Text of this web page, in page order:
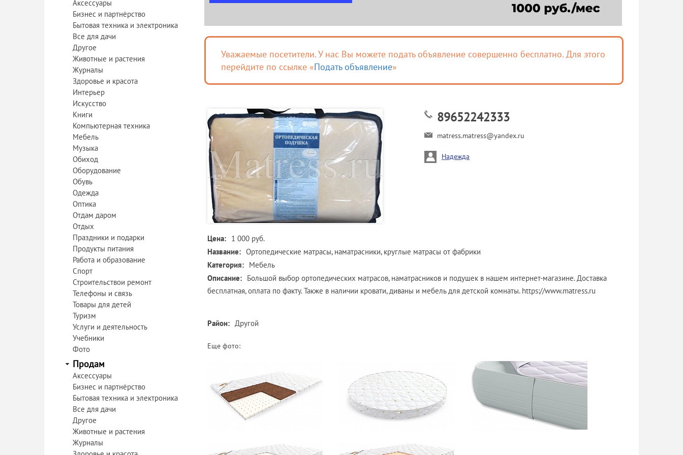
Аксессуары
Бизнес и партнёрство
Бытовая техника и электроника
Все для дачи
Другое
Животные и растения
Журналы
Здоровье и красота
Интерьер
Искусство
Книги
Компьютерная техника
Мебель
Музыка
Обиход
Оборудование
Обувь
Одежда
Оптика
Отдам даром
Отдых
Праздники и подарки
Продукты питания
Работа и образование
Спорт
Строительствои ремонт
Телефоны и связь
Товары для детей
Туризм
Услуги и деятельность
Учебники
Фото
Продам
Аксессуары
Бизнес и партнёрство
Бытовая техника и электроника
Все для дачи
Другое
Животные и растения
Журналы
Уважаемые посетители. У нас Вы можете подать объявление совершенно бесплатно. Для этого
перейдите по ссылке «Подать объявление»
89652242333
matress.matress@yandex.ru
Надежда
Цена: 1 000 руб.
Название: Ортопедические матрасы, наматрасники, круглые матрасы от фабрики
Категория: Мебель
Описание: Большой выбор ортопедических матрасов, наматрасников и подушек в нашем интернет-магазине. Доставка
бесплатная, оплата по факту. Также в наличии кровати, диваны и мебель для детской комнаты. https://www.matress.ru
Район: Другой
Еще фото: